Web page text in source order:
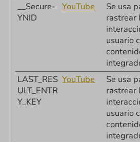
__Secure-
YNID
YouTube
Se usa
rastrear
usuario
LAST_RES
ULT_ENTR
Y_KEY
YouTube
Se usa
rastrear
usuario